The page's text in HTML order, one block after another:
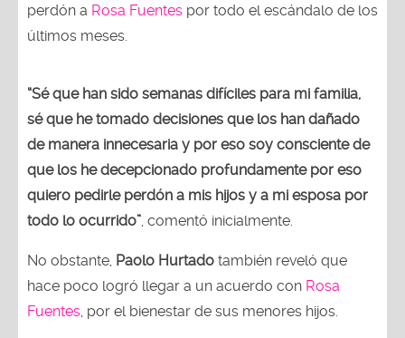
perdón a Rosa Fuentes por todo el escándalo de los
últimos meses.
“Sé que han sido semanas difíciles para mi familia,
sé que he tomado decisiones que los han dañado
de manera innecesaria y por eso soy consciente de
que los he decepcionado profundamente por eso
quiero pedirle perdón a mis hijos y a mi esposa por
todo lo ocurrido” , comentó inicialmente.
No obstante, Paolo Hurtado también reveló que
hace poco logró llegar a un acuerdo con Rosa
Fuentes , por el bienestar de sus menores hijos.